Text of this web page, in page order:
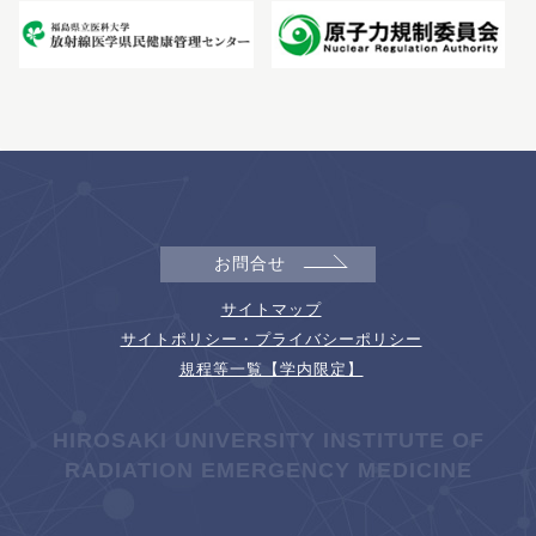
お問合せ
サイトマップ
サイトポリシー・プライバシーポリシー
規程等一覧【学内限定】
HIROSAKI UNIVERSITY INSTITUTE OF
RADIATION EMERGENCY MEDICINE